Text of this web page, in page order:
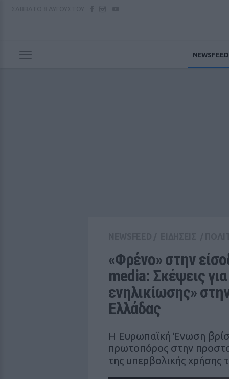
NEWSFEED
«Φρένο» στην
media: Σκέψεις
ενηλικίωσης»
Ελλάδας
Η Ευρωπαϊκή Ένωση
πρωτοπόρος στην
της υπερβολικής χρήσης